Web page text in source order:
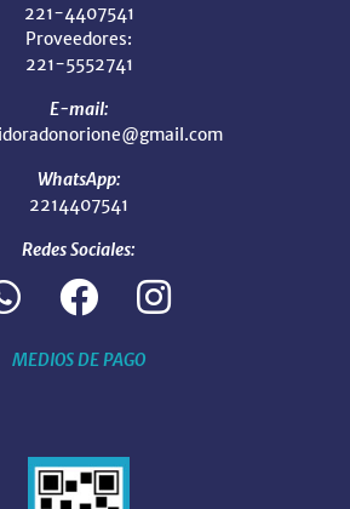
221-4407541
Proveedores:
221-5552741
E-mail:
WhatsApp:
2214407541
Redes Sociales:
MEDIOS DE PAGO